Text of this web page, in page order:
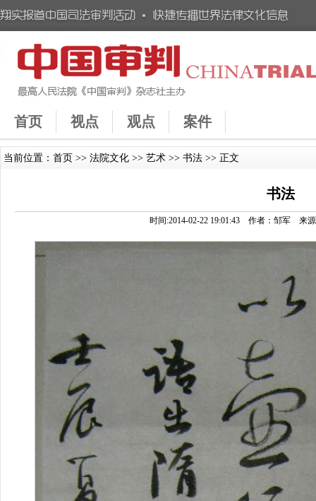
首页 视点 观点 案件
当前位置： 首页 >> 法院文化 >> 艺术 >> 书法 >> 正文
书法
时间:2014-02-22 19:01:43 作者：邹军 来